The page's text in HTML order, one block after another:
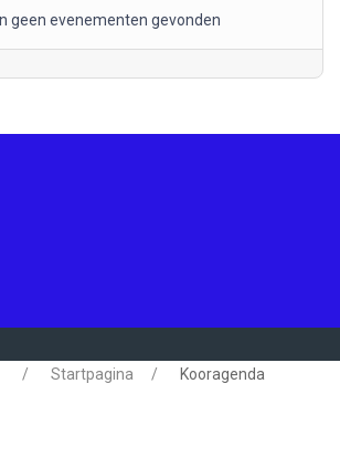
geen evenementen gevonden
Startpagina Kooragenda